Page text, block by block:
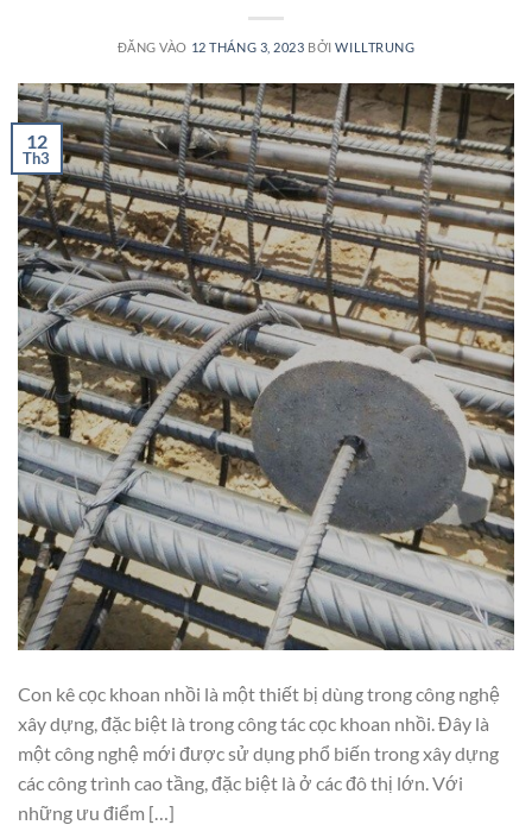
ĐĂNG VÀO 12 THÁNG 3, 2023 BỞIWILLTRUNG
12
Th3
Con kê cọc khoan nhồi là một thiết bị dùng trong công nghệ
xây dựng, đặc biệt là trong công tác cọc khoan nhồi. Đây là
một công nghệ mới được sử dụng phổ biến trong xây dựng
các công trình cao tầng, đặc biệt là ở các đô thị lớn. Với
những ưu điểm […]